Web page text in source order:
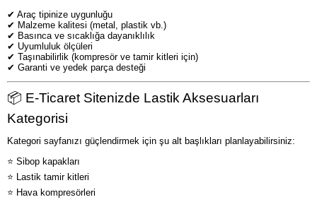
✔ Araç tipinize uygunluğu
✔ Malzeme kalitesi (metal, plastik vb.)
✔ Basınca ve sıcaklığa dayanıklılık
✔ Uyumluluk ölçüleri
✔ Taşınabilirlik (kompresör ve tamir kitleri için)
✔ Garanti ve yedek parça desteği
📦 E-Ticaret Sitenizde Lastik Aksesuarları
Kategorisi
Kategori sayfanızı güçlendirmek için şu alt başlıkları planlayabilirsiniz:
⭐ Sibop kapakları
⭐ Lastik tamir kitleri
⭐ Hava kompresörleri